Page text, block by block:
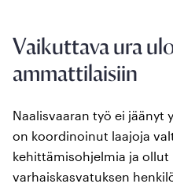
Vaikuttava ura
ammattilaisiin
Naalisvaaran työ ei jäänyt
on koordinoinut laajoja
kehittämisohjelmia ja ollut
varhaiskasvatuksen